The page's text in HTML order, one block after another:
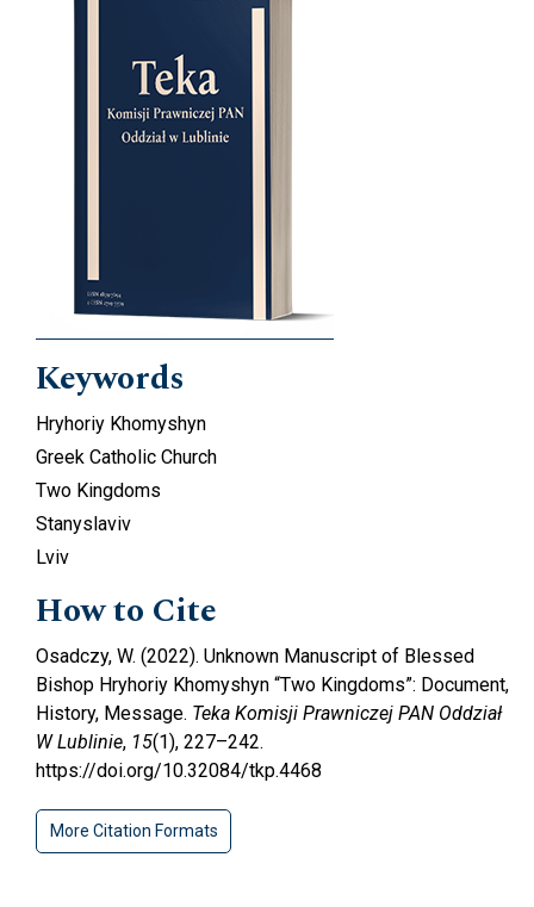
Keywords
Hryhoriy Khomyshyn
Greek Catholic Church
Two Kingdoms
Stanyslaviv
Lviv
How to Cite
Osadczy, W. (2022). Unknown Manuscript of Blessed
Bishop Hryhoriy Khomyshyn “Two Kingdoms”: Document,
History, Message. Teka Komisji Prawniczej PAN Oddział
W Lublinie, 15(1), 227–242.
https://doi.org/10.32084/tkp.4468
More Citation Formats